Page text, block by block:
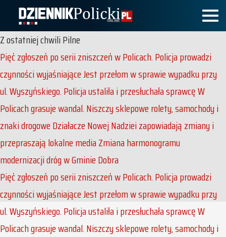
Z ostatniej chwiliPilne
Pięć zgłoszeń po serii zniszczeń w Policach. Policja prowadzi
czynności wyjaśniająceJest przełom w sprawie wypadku przy
ul. Wyszyńskiego. Policja ustaliła i przesłuchała sprawcęW
Policach grasuje wandal. Niszczy sklepowe rolety, samochody i
znaki drogoweDziałacze Nowej Nadziei zapowiadają zmiany i
przepraszają lokalne mediaZmiana harmonogramu
modernizacji dróg w Gminie Dobra
Pięć zgłoszeń po serii zniszczeń w Policach. Policja prowadzi
czynności wyjaśniająceJest przełom w sprawie wypadku przy
ul. Wyszyńskiego. Policja ustaliła i przesłuchała sprawcęW
Policach grasuje wandal. Niszczy sklepowe rolety, samochody i